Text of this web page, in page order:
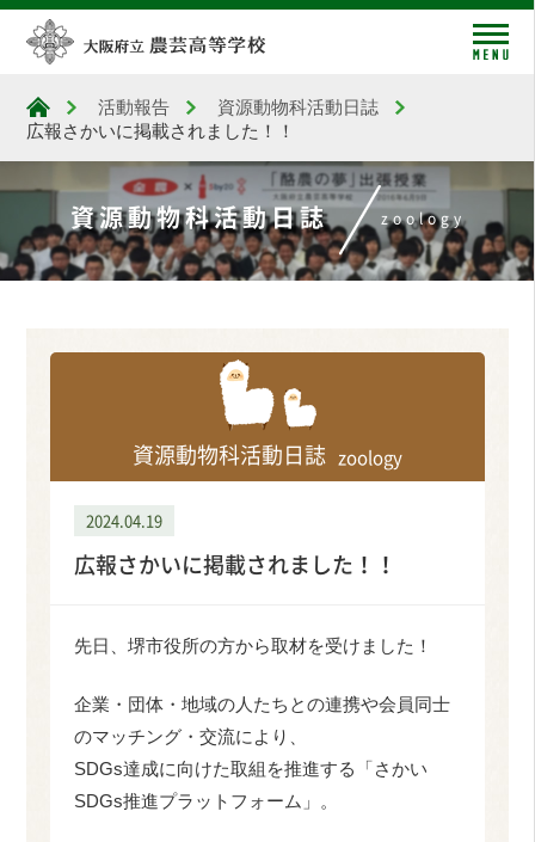
大阪府立農芸高等学校
活動報告
資源動物科活動日誌
広報さかいに掲載されました！！
資源動物科活動日誌 zoology
資源動物科活動日誌 zoology
2024.04.19
広報さかいに掲載されました！！
先日、堺市役所の方から取材を受けました！
企業・団体・地域の人たちとの連携や会員同士
のマッチング・交流により、
SDGs達成に向けた取組を推進する「さかい
SDGs推進プラットフォーム」。